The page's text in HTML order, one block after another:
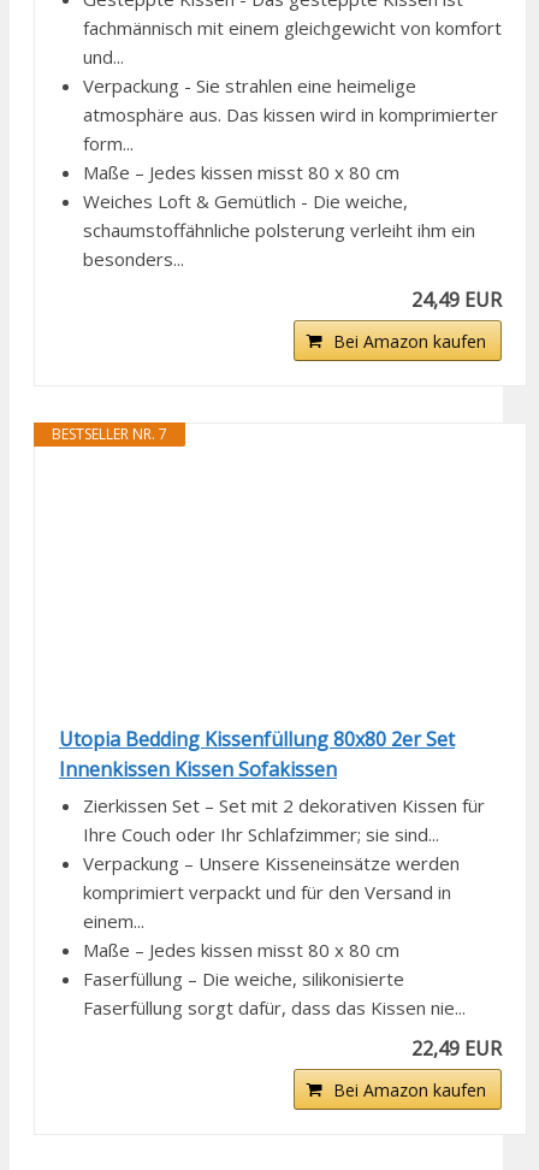
fachmännisch mit einem gleichgewicht von komfort
und...
Verpackung - Sie strahlen eine heimelige
atmosphäre aus. Das kissen wird in komprimierter
form...
Maße – Jedes kissen misst 80 x 80 cm
Weiches Loft & Gemütlich - Die weiche,
schaumstoffähnliche polsterung verleiht ihm ein
besonders...
24,49 EUR
Bei Amazon kaufen
BESTSELLER NR. 7
Utopia Bedding Kissenfüllung 80x80 2er Set
Innenkissen Kissen Sofakissen
Zierkissen Set – Set mit 2 dekorativen Kissen für
Ihre Couch oder Ihr Schlafzimmer; sie sind...
Verpackung – Unsere Kisseneinsätze werden
komprimiert verpackt und für den Versand in
einem...
Maße – Jedes kissen misst 80 x 80 cm
Faserfüllung – Die weiche, silikonisierte
Faserfüllung sorgt dafür, dass das Kissen nie...
22,49 EUR
Bei Amazon kaufen